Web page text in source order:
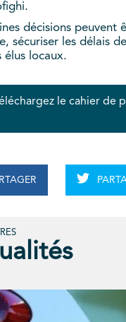
décisions peuvent
sécuriser les délais
élus locaux.
le cahier